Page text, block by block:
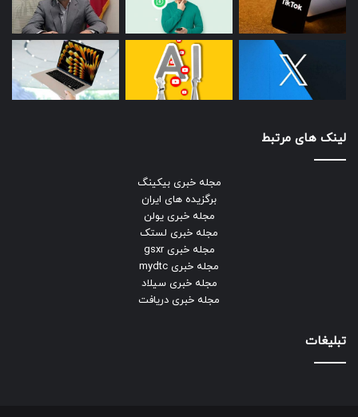
لینک های مرتبط
مجله خبری بیکینگ
برگزیده های ایران
مجله خبری یولن
مجله خبری لستک
مجله خبری gsxr
مجله خبری mydtc
مجله خبری سیلاد
مجله خبری دریافت
تبلیغات